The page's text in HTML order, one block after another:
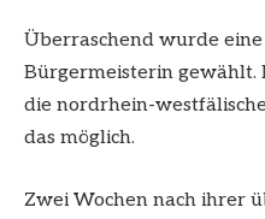
Überraschend wurde
Bürgermeisterin gewählt.
die nordrhein-
das möglich.
Zwei Wochen nach ihrer